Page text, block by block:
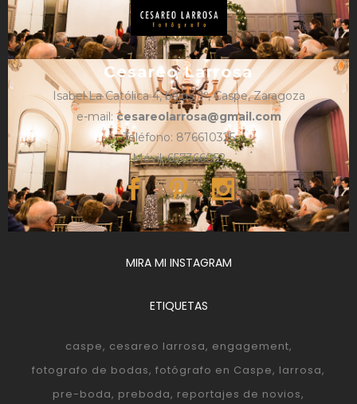
Cesareo Larrosa
Isabel La Católica 4, bajos, 1º, Caspe, Zaragoza
e-mail:cesareolarrosa@gmail.com
Teléfono: 876610325
Móvil: 657366052
MIRA MI INSTAGRAM
ETIQUETAS
caspe cesareo larrosa engagement
fotografo de bodas fotógrafo en Caspe larrosa
pre-boda preboda reportajes de novios